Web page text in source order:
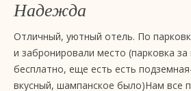
Надежда
Отличный, уютный отель. По
и забронировали место (парковка
бесплатно, еще есть есть
вкусный, шампанское было)Нам все